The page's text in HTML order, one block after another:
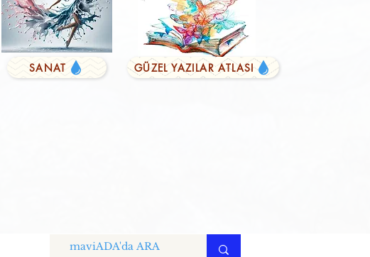
FARKLI YAZILAR
SANAT GÜZEL YAZILAR ATLASI